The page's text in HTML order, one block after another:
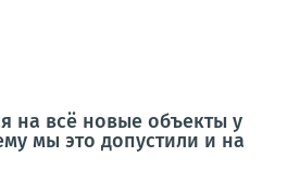
на всё новые объекты у
мы это допустили и на